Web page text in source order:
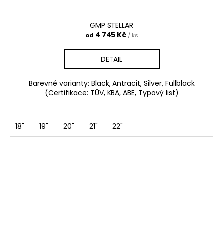
GMP STELLAR
od 4 745 Kč / ks
DETAIL
Barevné varianty: Black, Antracit, Silver, Fullblack
(Certifikace: TÜV, KBA, ABE, Typový list)
18" 19" 20" 21" 22"